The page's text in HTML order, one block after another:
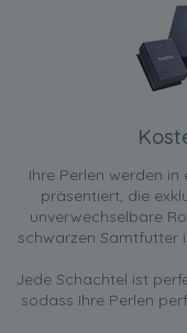
Ihre Perlen werden
präsentiert, die
unverwechselbare
schwarzen Samtfutter
Jede Schachtel ist
sodass Ihre Perlen